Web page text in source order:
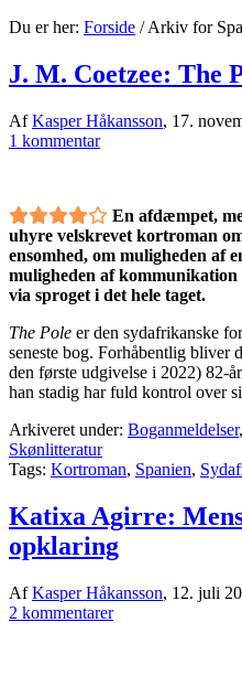
Du er her: Forside /Arkiv for
J. M. Coetzee: The
AfKasper Håkansson, 17.
1 kommentar
En afdæmpet,
uhyre velskrevet kortroman
ensomhed, om muligheden af
muligheden af kommunikation
via sproget i det hele taget.
The Pole er den sydafrikanske
seneste bog. Forhåbentlig bliver
den første udgivelse i 2022) 82-
han stadig har fuld kontrol over
Arkiveret under: Boganmeldelser,
Skønlitteratur
Tags: Kortroman, Spanien,
Katixa Agirre:
opklaring
AfKasper Håkansson, 12. juli
2 kommentarer